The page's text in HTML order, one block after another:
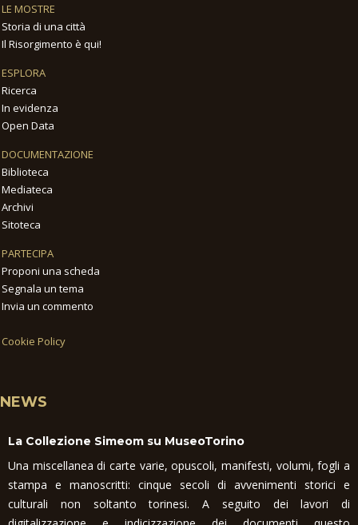
LE MOSTRE
Storia di una città
Il Risorgimento è qui!
ESPLORA
Ricerca
In evidenza
Open Data
DOCUMENTAZIONE
Biblioteca
Mediateca
Archivi
Sitoteca
PARTECIPA
Proponi una scheda
Segnala un tema
Invia un commento
Cookie Policy
NEWS
La Collezione Simeom su MuseoTorino
Una miscellanea di carte varie, opuscoli, manifesti, volumi, fogli a
stampa e manoscritti: cinque secoli di avvenimenti storici e
culturali non soltanto torinesi. A seguito dei lavori di